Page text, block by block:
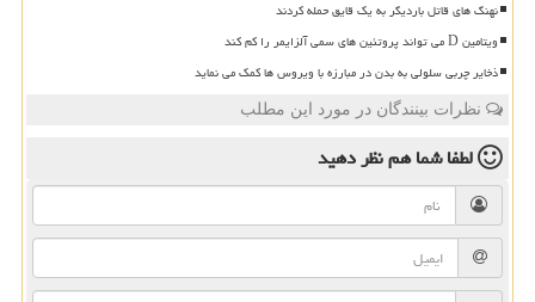
نهنگ های قاتل باردیگر به یک قایق حمله کردند
ویتامین D می تواند پروتئین های سمی آلزایمر را کم کند
ذخایر چربی سلولی به بدن در مبارزه با ویروس ها کمک می نماید
نظرات بینندگان در مورد این مطلب
لطفا شما همنظر دهید